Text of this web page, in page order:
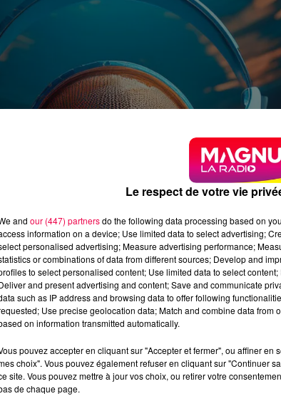
Le respect de votre vie
and our (447) partnersdo the following data processing based on
information on a device; Use limited data to select advertising;
personalised advertising; Measure advertising performance;
or combinations of data from different sources; Develop and
to select personalised content; Use limited data to select
and present advertising and content; Save and communicate
such as IP address and browsing data to offer following
Use precise geolocation data; Match and combine data from
on information transmitted automatically.
pouvez accepter en cliquant sur "Accepter et fermer", ou affiner
choix". Vous pouvez également refuser en cliquant sur "Continuer
site. Vous pouvez mettre à jour vos choix, ou retirer votre
de chaque page.